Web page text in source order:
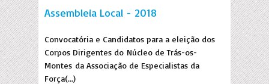
Assembleia Local - 2018
Convocatória e Candidatos para a eleição dos
Corpos Dirigentes do Núcleo de Trás-os-
Montes da Associação de Especialistas da
Força(...)